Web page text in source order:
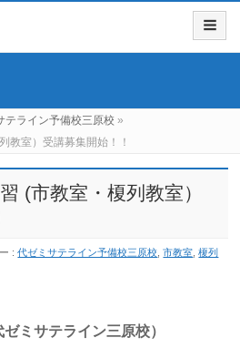
テライン予備校三原校 »
教室）受講募集開始！！
(市教室・榎列教室）
:代ゼミサテライン予備校三原校 ,市教室 ,榎列
ミサテライン三原校）